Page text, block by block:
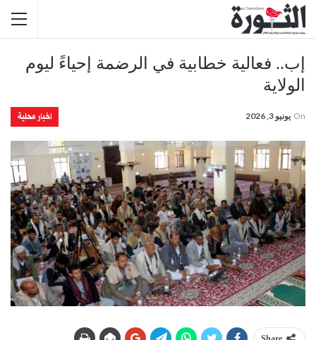
إب.. فعالية خطابية في الرضمة إحياءً ليوم
الولاية
اخبار محلية On يونيو 3, 2026